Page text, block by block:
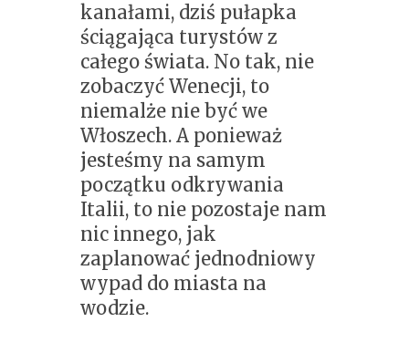
kanałami, dziś pułapka
ściągająca turystów z
całego świata. No tak, nie
zobaczyć Wenecji, to
niemalże nie być we
Włoszech. A ponieważ
jesteśmy na samym
początku odkrywania
Italii, to nie pozostaje nam
nic innego, jak
zaplanować jednodniowy
wypad do miasta na
wodzie.